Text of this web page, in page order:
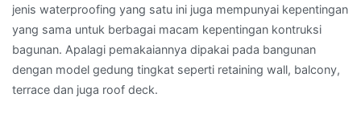
jenis waterproofing yang satu ini juga mempunyai kepentingan
yang sama untuk berbagai macam kepentingan kontruksi
bagunan. Apalagi pemakaiannya dipakai pada bangunan
dengan model gedung tingkat seperti retaining wall, balcony,
terrace dan juga roof deck.